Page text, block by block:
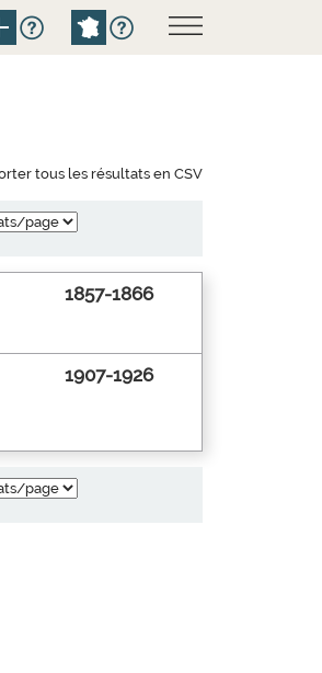
tous les résultats en CSV
1857-1866
1907-1926